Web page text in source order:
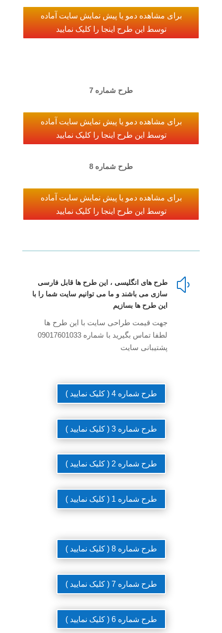
برای مشاهده دمو یا پیش نمایش سایت آماده
توسط این طرح اینجا را کلیک نمایید
طرح شماره 7
برای مشاهده دمو یا پیش نمایش سایت آماده
توسط این طرح اینجا را کلیک نمایید
طرح شماره 8
برای مشاهده دمو یا پیش نمایش سایت آماده
توسط این طرح اینجا را کلیک نمایید
y
طرح های انگلیسی ، این طرح ها قابل فارسی
سازی می باشند و ما می توانیم سایت شما را با
این طرح ها بسازیم
جهت قیمت طراحی سایت با این طرح ها
لطفا تماس بگیرید با شماره 09017601033
پشتیبانی سایت
طرح شماره 4 ( کلیک نمایید )
طرح شماره 3 ( کلیک نمایید )
طرح شماره 2 ( کلیک نمایید )
طرح شماره 1 ( کلیک نمایید )
طرح شماره 8 ( کلیک نمایید )
طرح شماره 7 ( کلیک نمایید )
طرح شماره 6 ( کلیک نمایید )